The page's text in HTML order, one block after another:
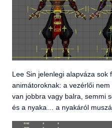
Lee Sin jelenlegi alapváza sok
animátoroknak: a vezérlői
van jobbra vagy balra, semmi
és a nyaka… a nyakáról